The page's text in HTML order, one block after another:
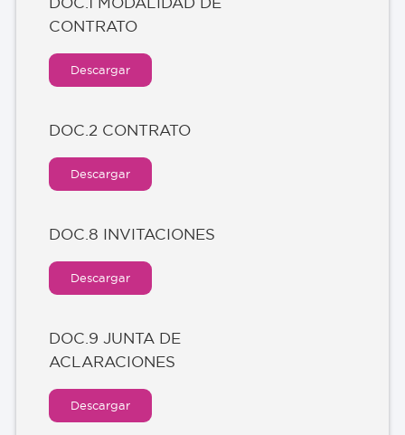
CONTRATO
Descargar
DOC.2 CONTRATO
Descargar
DOC.8 INVITACIONES
Descargar
DOC.9 JUNTA DE
ACLARACIONES
Descargar